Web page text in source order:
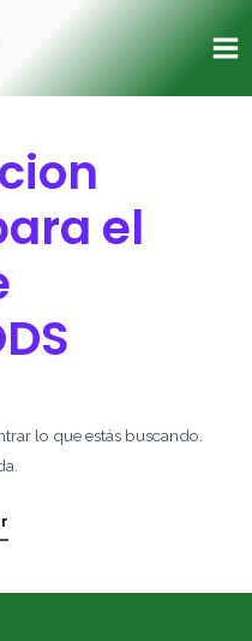
el
lo que estás buscando.